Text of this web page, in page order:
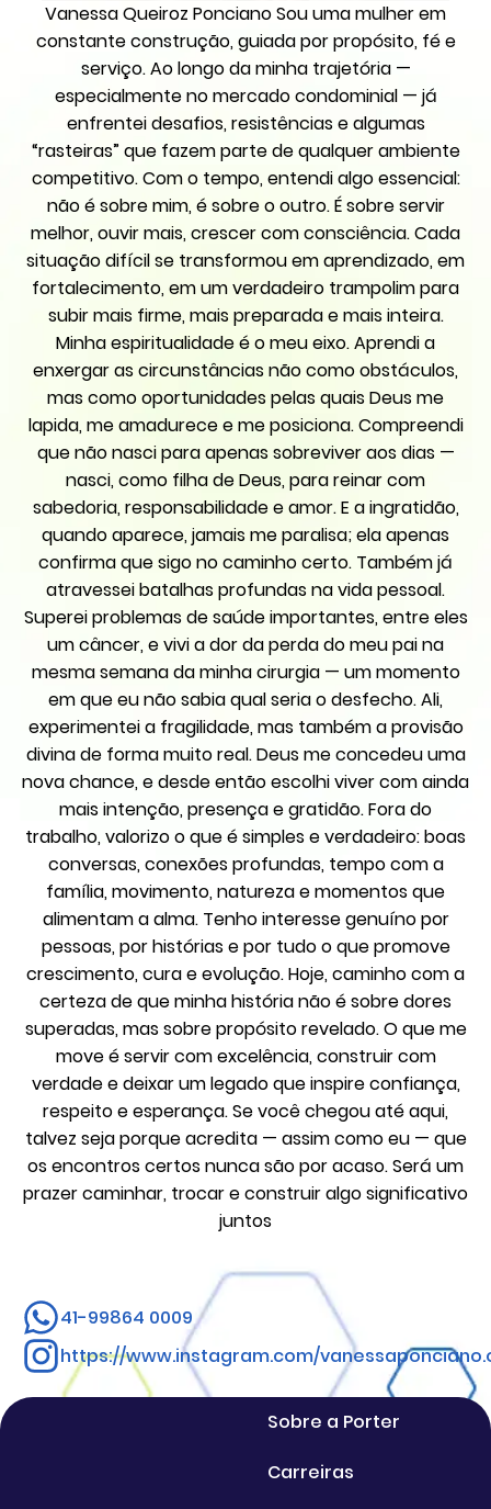
Vanessa Queiroz Ponciano Sou uma mulher em
constante construção, guiada por propósito, fé e
serviço. Ao longo da minha trajetória —
especialmente no mercado condominial — já
enfrentei desafios, resistências e algumas
“rasteiras” que fazem parte de qualquer ambiente
competitivo. Com o tempo, entendi algo essencial:
não é sobre mim, é sobre o outro. É sobre servir
melhor, ouvir mais, crescer com consciência. Cada
situação difícil se transformou em aprendizado, em
fortalecimento, em um verdadeiro trampolim para
subir mais firme, mais preparada e mais inteira.
Minha espiritualidade é o meu eixo. Aprendi a
enxergar as circunstâncias não como obstáculos,
mas como oportunidades pelas quais Deus me
lapida, me amadurece e me posiciona. Compreendi
que não nasci para apenas sobreviver aos dias —
nasci, como filha de Deus, para reinar com
sabedoria, responsabilidade e amor. E a ingratidão,
quando aparece, jamais me paralisa; ela apenas
confirma que sigo no caminho certo. Também já
atravessei batalhas profundas na vida pessoal.
Superei problemas de saúde importantes, entre eles
um câncer, e vivi a dor da perda do meu pai na
mesma semana da minha cirurgia — um momento
em que eu não sabia qual seria o desfecho. Ali,
experimentei a fragilidade, mas também a provisão
divina de forma muito real. Deus me concedeu uma
nova chance, e desde então escolhi viver com ainda
mais intenção, presença e gratidão. Fora do
trabalho, valorizo o que é simples e verdadeiro: boas
conversas, conexões profundas, tempo com a
família, movimento, natureza e momentos que
alimentam a alma. Tenho interesse genuíno por
pessoas, por histórias e por tudo o que promove
crescimento, cura e evolução. Hoje, caminho com a
certeza de que minha história não é sobre dores
superadas, mas sobre propósito revelado. O que me
move é servir com excelência, construir com
verdade e deixar um legado que inspire confiança,
respeito e esperança. Se você chegou até aqui,
talvez seja porque acredita — assim como eu — que
os encontros certos nunca são por acaso. Será um
prazer caminhar, trocar e construir algo significativo
juntos
41-99864 0009
https://www.instagram.com/
Sobre a Porter
Carreiras